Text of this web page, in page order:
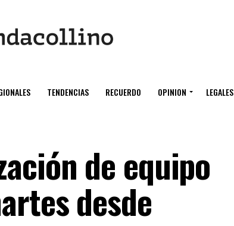
TENDENCIAS RECUERDO OPINION LEGALES
de equipo
desde